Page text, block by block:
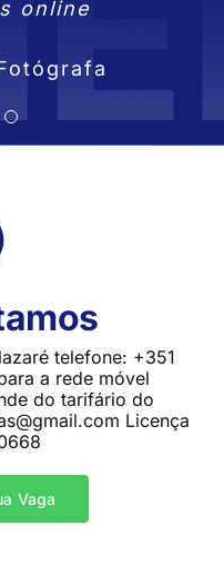
online
telefone: +351
a rede móvel
do tarifário do
Licença
Vaga